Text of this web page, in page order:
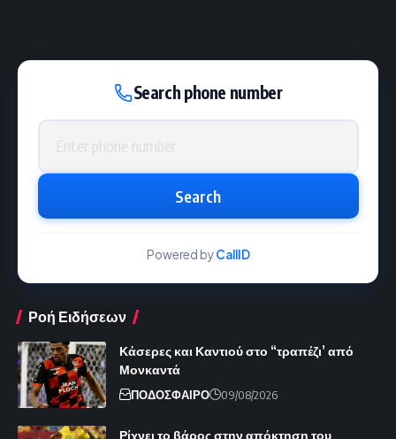
Search phone number
Phone number
Search
Powered byCallID
Ροή Ειδήσεων
Κάσερες και Καντιού στο “τραπέζι’ από
Μονκαντά
ΠΟΔΟΣΦΑΙΡΟ 09/08/2026
Ρίχνει το βάρος στην απόκτηση του